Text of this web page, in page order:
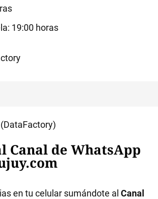
19:00 horas
Canal de WhatsApp
en tu celular sumándote al Canal